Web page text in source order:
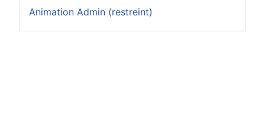
Animation Admin (restreint)